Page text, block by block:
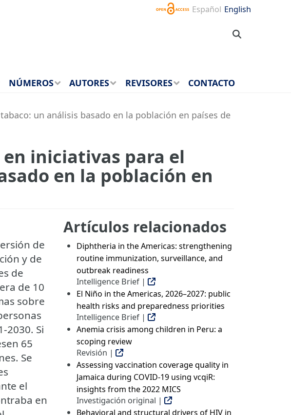
Español English
NÚMEROS AUTORES REVISORES
CONTACTO
un análisis basado en la población en países de
iniciativas para el
en la población en
de
y de
de
de 10
sobre
2030. Si
65
Se
el
en
Artículos relacionados
Diphtheria in the Americas: strengthening
routine immunization, surveillance, and
outbreak readiness
Intelligence Brief |
El Niño in the Americas, 2026–2027: public
health risks and preparedness priorities
Intelligence Brief |
Anemia crisis among children in Peru: a
scoping review
Revisión |
Assessing vaccination coverage quality in
Jamaica during COVID-19 using vcqiR:
insights from the 2022 MICS
Investigación original |
Behavioral and structural drivers of HIV in